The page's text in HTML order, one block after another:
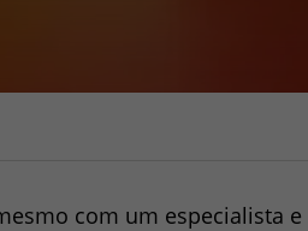
com um especialista